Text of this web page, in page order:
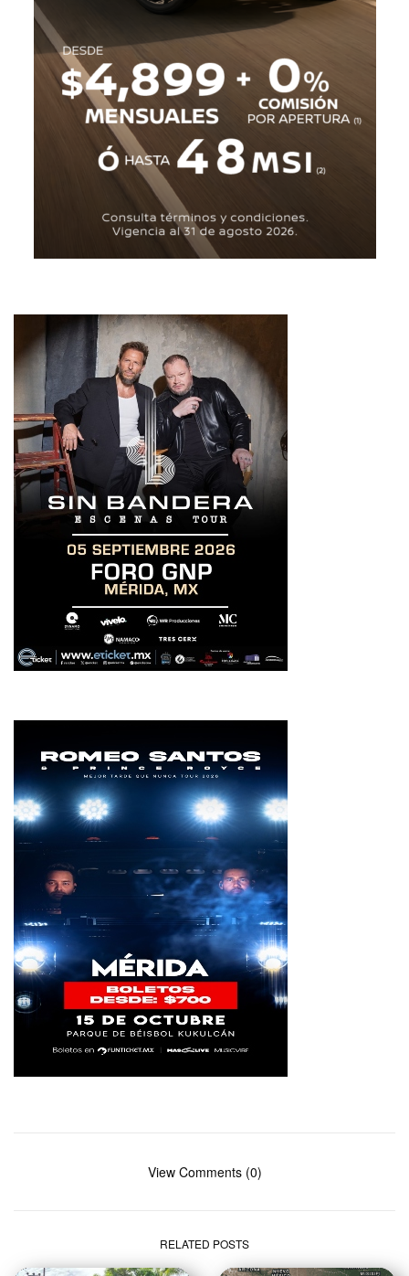
View Comments (0)
RELATED POSTS